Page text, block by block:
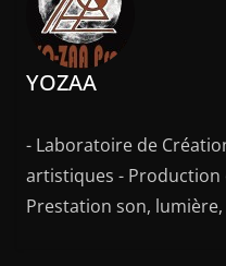
YOZAA
- Laboratoire de
artistiques - Production
Prestation son,